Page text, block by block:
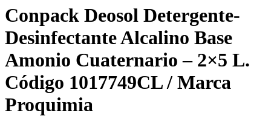
Conpack Deosol Detergente-
Desinfectante Alcalino Base
Amonio Cuaternario – 2×5 L.
Código 1017749CL / Marca
Proquimia